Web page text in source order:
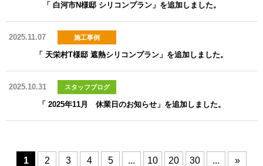
「 白河市N様邸 シリコンプラン」を追加しました。
2025.11.07 施工事例
「 天栄村T様邸 遮熱シリコンプラン」を追加しました。
2025.10.31 スタッフブログ
「 2025年11月 休業日のお知らせ」を追加しました。
1 2 3 4 5 ... 10 20 30 ... »